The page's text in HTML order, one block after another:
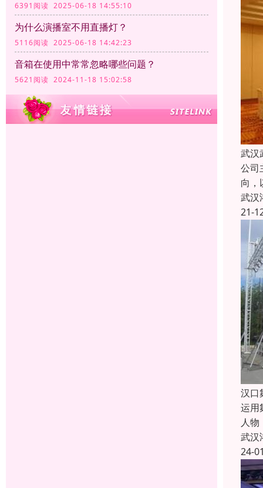
6391阅读 2025-06-18 14:55:10
为什么演播室不用直播灯？
5116阅读 2025-06-18 14:42:23
音箱在使用中常常忽略哪些问题？
5621阅读 2024-11-18 15:02:58
武汉
公司
向，
武汉
21-
汉口
运用
人
武汉
24-